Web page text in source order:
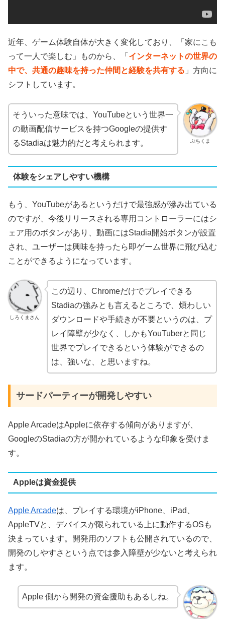
近年、ゲーム体験自体が大きく変化しており、「家にこも
って一人で楽しむ」ものから、「 インターネットの世界の
中で、共通の趣味を持った仲間と経験を共有する 」方向に
シフトしています。
ぶちくま
そういった意味では、YouTubeという世界一
の動画配信サービスを持つGoogleの提供す
るStadiaは魅力的だと考えられます。
体験をシェアしやすい機構
もう、YouTubeがあるというだけで最強感が滲み出ている
のですが、今後リリースされる専用コントローラーにはシ
ェア用のボタンがあり、動画にはStadia開始ボタンが設置
され、ユーザーは興味を持ったら即ゲーム世界に飛び込む
ことができるようになっています。
しろくまさん
この辺り、Chromeだけでプレイできる
Stadiaの強みとも言えるところで、煩わしい
ダウンロードや手続きが不要というのは、プ
レイ障壁が少なく、しかもYouTuberと同じ
世界でプレイできるという体験ができるの
は、強いな、と思いますね。
サードパーティーが開発しやすい
Apple ArcadeはAppleに依存する傾向がありますが、
GoogleのStadiaの方が開かれているような印象を受けま
す。
Appleは資金提供
Apple Arcadeは、プレイする環境がiPhone、iPad、
AppleTVと、デバイスが限られている上に動作するOSも
決まっています。開発用のソフトも公開されているので、
開発のしやすさという点では参入障壁が少ないと考えられ
ます。
Apple 側から開発の資金援助もあるしね。